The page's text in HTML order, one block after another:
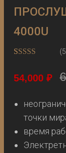
4000U
основе
(5
54,000₽
точки
время